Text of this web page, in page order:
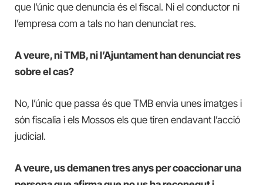
que l’únic que denuncia és el fiscal. Ni el conductor ni
l’empresa com a tals no han denunciat res.
A veure, ni TMB, ni l’Ajuntament han denunciat res
sobre el cas?
No, l’únic que passa és que TMB envia unes imatges i
són fiscalia i els Mossos els que tiren endavant l’acció
judicial.
A veure, us demanen tres anys per coaccionar una